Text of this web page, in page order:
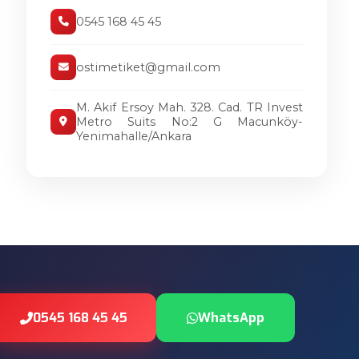
0545 168 45 45
ostimetiket@gmail.com
M. Akif Ersoy Mah. 328. Cad. TR Invest
Metro Suits No:2 G Macunköy-
Yenimahalle/Ankara
0545 168 45 45 WhatsApp